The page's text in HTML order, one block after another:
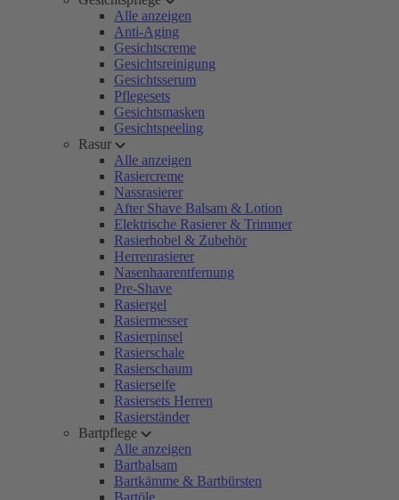
Alle anzeigen
Anti-Aging
Gesichtscreme
Gesichtsreinigung
Gesichtsserum
Pflegesets
Gesichtsmasken
Gesichtspeeling
Rasur
Alle anzeigen
Rasiercreme
Nassrasierer
After Shave Balsam & Lotion
Elektrische Rasierer & Trimmer
Rasierhobel & Zubehör
Herrenrasierer
Nasenhaarentfernung
Pre-Shave
Rasiergel
Rasiermesser
Rasierpinsel
Rasierschale
Rasierschaum
Rasierseife
Rasiersets Herren
Rasierständer
Bartpflege
Alle anzeigen
Bartbalsam
Bartkämme & Bartbürsten
Bartöle